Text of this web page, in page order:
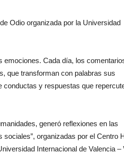
Odio organizada por la Universidad
emociones. Cada día, los
que transforman con palabras sus
conductas y respuestas que
generó reflexiones en las
organizadas por el Centro
Internacional de Valencia –